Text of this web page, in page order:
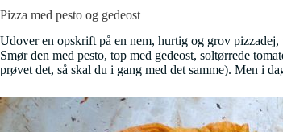
Pizza med pesto og gedeost
Udover en opskrift på en nem, hurtig og grov
Smør den med pesto, top med gedeost, soltørrede
prøvet det, så skal du i gang med det samme). Men i